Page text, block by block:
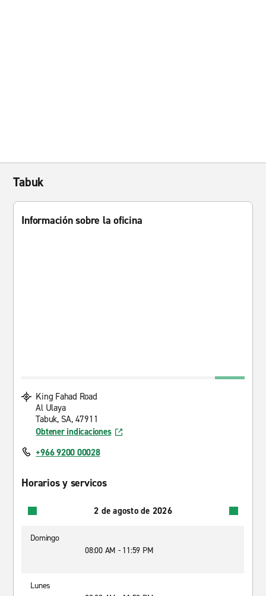
Tabuk
Información sobre la oficina
King Fahad Road
Al Ulaya
Tabuk, SA, 47911
Obtener indicaciones
+966 9200 00028
Horarios y servicos
2 de agosto de 2026
Domingo
08:00 AM - 11:59 PM
Lunes